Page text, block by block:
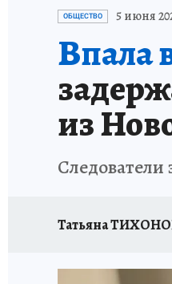
ОБЩЕСТВО 5 июня
Впала
из
Следователи
Татьяна